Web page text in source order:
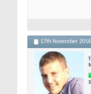
17th November